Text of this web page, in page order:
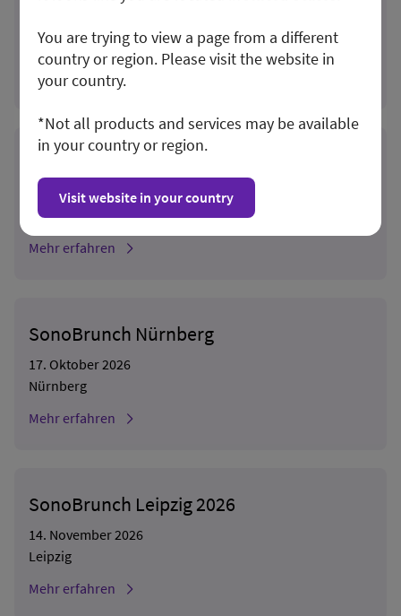
Stuttgart
Mehr erfahren
12. Oktober 2026 - 13. Oktober 2026
Münster
Mehr erfahren
SonoBrunch Nürnberg
17. Oktober 2026
Nürnberg
Mehr erfahren
SonoBrunch Leipzig 2026
14. November 2026
Leipzig
Mehr erfahren
You are trying to view a page from a different
country or region. Please visit the website in
your country.
*Not all products and services may be available
in your country or region.
Visit website in your country